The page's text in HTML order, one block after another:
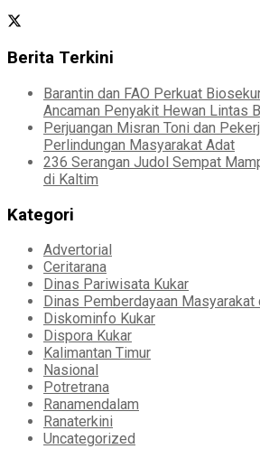
Berita Terkini
Barantin dan FAO Perkuat
Ancaman Penyakit Hewan Lintas
Perjuangan Misran Toni dan
Perlindungan Masyarakat Adat
236 Serangan Judol Sempat
di Kaltim
Kategori
Advertorial
Ceritarana
Dinas Pariwisata Kukar
Dinas Pemberdayaan Masyarakat
Diskominfo Kukar
Dispora Kukar
Kalimantan Timur
Nasional
Potretrana
Ranamendalam
Ranaterkini
Uncategorized